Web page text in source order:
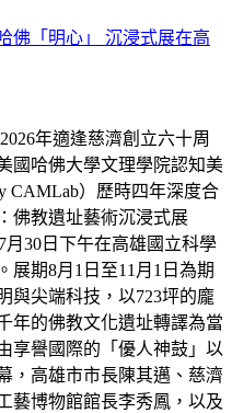
佛「明心」 沉浸式展在高
年適逢慈濟創立六十周
國哈佛大學文理學院認知美
CAMLab）歷時四年深度合
佛教遺址藝術沉浸式展
7月30日下午在高雄國立科學
展期8月1日至11月1日為期
與尖端科技，以723坪的龐
年的佛教文化遺址轉譯為當
享譽國際的「優人神鼓」以
，高雄市市長陳其邁、慈濟
藝博物館館長李秀鳳，以及